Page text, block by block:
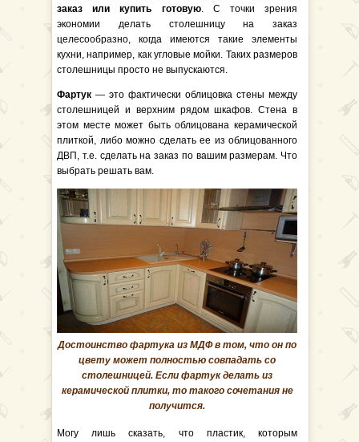
заказ или купить готовую. С точки зрения
экономии делать столешницу на заказ
целесообразно, когда имеются такие элементы
кухни, например, как угловые мойки. Таких размеров
столешницы просто не выпускаются.
Фартук — это фактически облицовка стены между
столешницей и верхним рядом шкафов. Стена в
этом месте может быть облицована керамической
плиткой, либо можно сделать ее из облицованного
ДВП, т.е. сделать на заказ по вашим размерам. Что
выбрать решать вам.
Достоинство фартука из МДФ в том, что он по
цвету может полностью совпадать со
столешницей. Если фартук делать из
керамической плитки, то такого сочетания не
получится.
Могу лишь сказать, что пластик, которым